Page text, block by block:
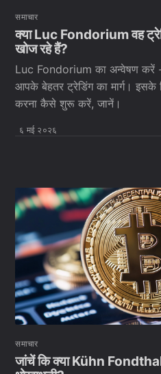
समाचार
क्या Luc Fondorium वह
खोज रहे हैं?
Luc Fondorium का अन्वेषण करें
आपके बेहतर ट्रेडिंग का मार्ग। इसके
करना कैसे शुरू करें, जानें।
६ मई २०२६
समाचार
जांचें कि क्या Kühn